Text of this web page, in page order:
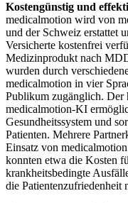
Kostengünstig und
medicalmotion wird von
und der Schweiz erstattet
Versicherte kostenfrei
Medizinprodukt nach
wurden durch
medicalmotion in vier
Publikum zugänglich. Der
medicalmotion-KI
Gesundheitssystem und
Patienten. Mehrere
Einsatz von
konnten etwa die Kosten
krankheitsbedingte
die Patientenzufriedenheit